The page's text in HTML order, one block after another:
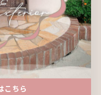
し、項目や価格を比較
無
改良の必要性などは事
費用
こちら